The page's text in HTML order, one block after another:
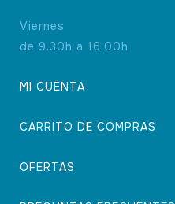
Viernes
de 9.30h a 16.00h
MI CUENTA
CARRITO DE COMPRAS
OFERTAS